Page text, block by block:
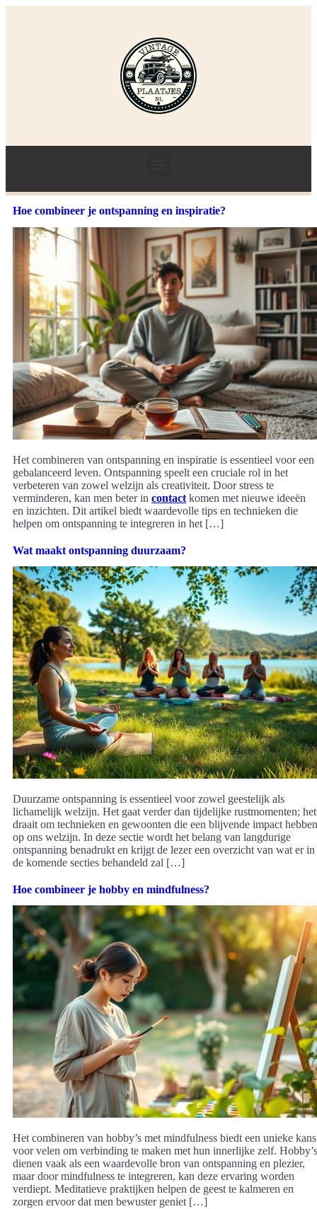
Hoe combineer je ontspanning en inspiratie?
Het combineren van ontspanning en inspiratie is essentieel voor een
gebalanceerd leven. Ontspanning speelt een cruciale rol in het
verbeteren van zowel welzijn als creativiteit. Door stress te
verminderen, kan men beter in contact komen met nieuwe ideeën
en inzichten. Dit artikel biedt waardevolle tips en technieken die
helpen om ontspanning te integreren in het […]
Wat maakt ontspanning duurzaam?
Duurzame ontspanning is essentieel voor zowel geestelijk als
lichamelijk welzijn. Het gaat verder dan tijdelijke rustmomenten; het
draait om technieken en gewoonten die een blijvende impact hebben
op ons welzijn. In deze sectie wordt het belang van langdurige
ontspanning benadrukt en krijgt de lezer een overzicht van wat er in
de komende secties behandeld zal […]
Hoe combineer je hobby en mindfulness?
Het combineren van hobby’s met mindfulness biedt een unieke kans
voor velen om verbinding te maken met hun innerlijke zelf. Hobby’s
dienen vaak als een waardevolle bron van ontspanning en plezier,
maar door mindfulness te integreren, kan deze ervaring worden
verdiept. Meditatieve praktijken helpen de geest te kalmeren en
zorgen ervoor dat men bewuster geniet […]